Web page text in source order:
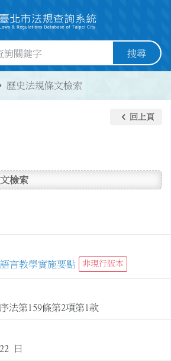
欄位 搜尋
歷史法規條文檢索
keyboard_arrow_left 回上頁
檢索
言教學實施要點
非現行版本
法第159條第2項第1款
日